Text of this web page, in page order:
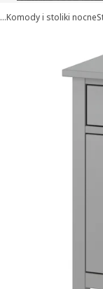
…Komody i stoliki nocne